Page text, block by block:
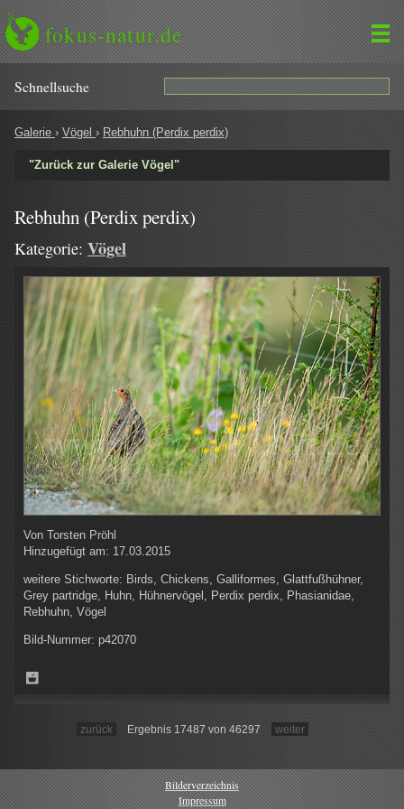
fokus-natur.de
Schnell­suche
Galerie › Vögel › Rebhuhn (Perdix perdix)
"Zurück zur Galerie Vögel"
Rebhuhn (Perdix perdix)
Kategorie: Vögel
Von Torsten Pröhl
Hinzugefügt am: 17.03.2015
weitere Stichworte: Birds, Chickens, Galliformes, Glattfußhühner,
Grey partridge, Huhn, Hühnervögel, Perdix perdix, Phasianidae,
Rebhuhn, Vögel
Bild-Nummer: p42070
zurück Ergebnis 17487 von 46297 weiter
Bilderverzeichnis
Impressum